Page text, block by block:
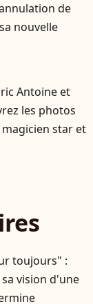
de
nouvelle
Antoine et
les photos
star et
toujours" :
vision d'une